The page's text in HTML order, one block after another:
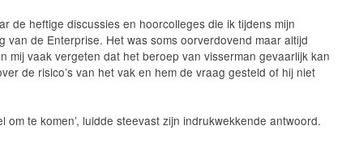
de heftige discussies en hoorcolleges die ik tijdens mijn
de Enterprise. Het was soms oorverdovend maar altijd
mij vaak vergeten dat het beroep van visserman gevaarlijk kan
de risico’s van het vak en hem de vraag gesteld of hij niet
om te komen’, luidde steevast zijn indrukwekkende antwoord.